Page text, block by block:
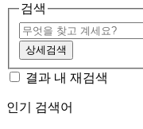
검색
상세검색
결과 내 재검색
인기 검색어